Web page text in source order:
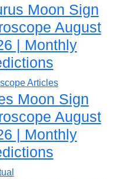
Moon Sign
August
| Monthly
Articles
Moon Sign
August
| Monthly